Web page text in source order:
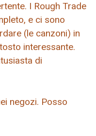
I Rough Trade
e ci sono
(le canzoni) in
interessante.
di
negozi. Posso